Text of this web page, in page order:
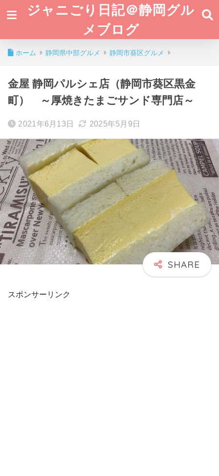
ジャニごり日記＠静岡グル
メブログ
ホーム 静岡県中部グルメ 静岡市葵区グルメ
金屋 静岡パルシェ店（静岡市葵区黒金
町） ～厚焼きたまごサンド専門店～
2021年6月13日 2025年5月9日
スポンサーリンク